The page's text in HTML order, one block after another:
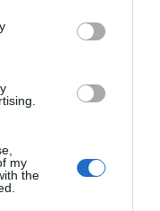
my
the
tampa